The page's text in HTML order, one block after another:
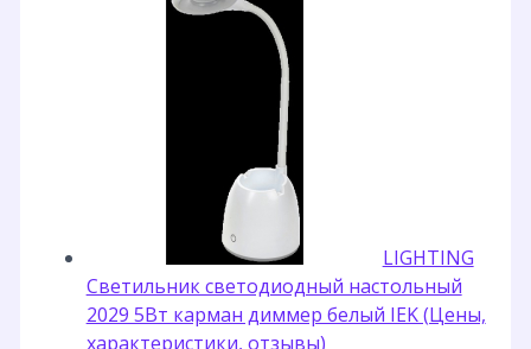
LIGHTING
Светильник светодиодный настольный
2029 5Вт карман диммер белый IEK (Цены,
характеристики, отзывы)